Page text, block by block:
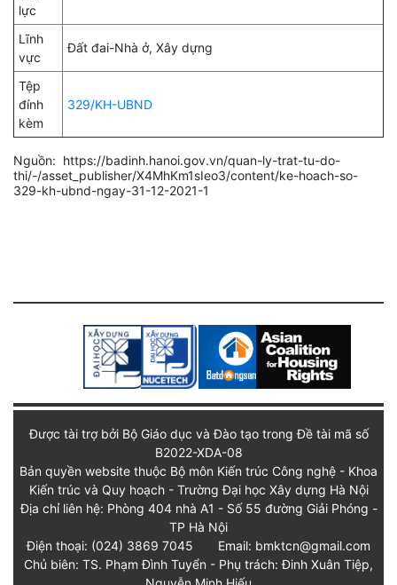
lực
Lĩnh
vực
Đất đai-Nhà ở, Xây dựng
Tệp
đính
kèm
329/KH-UBND
Nguồn: https://badinh.hanoi.gov.vn/quan-ly-trat-tu-do-
thi/-/asset_publisher/X4MhKm1sIeo3/content/ke-hoach-so-
329-kh-ubnd-ngay-31-12-2021-1
Được tài trợ bởi Bộ Giáo dục và Đào tạo trong Đề tài mã số
B2022-XDA-08
Bản quyền website thuộc Bộ môn Kiến trúc Công nghệ - Khoa
Kiến trúc và Quy hoạch - Trường Đại học Xây dựng Hà Nội
Địa chỉ liên hệ: Phòng 404 nhà A1 - Số 55 đường Giải Phóng -
TP Hà Nội
Điện thoại: (024) 3869 7045
Email: bmktcn@gmail.com
Chủ biên: TS. Phạm Đình Tuyển - Phụ trách: Đinh Xuân Tiệp,